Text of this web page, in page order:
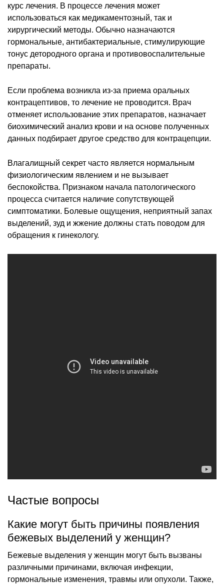
курс лечения. В процессе лечения может
использоваться как медикаментозный, так и
хирургический методы. Обычно назначаются
гормональные, антибактериальные, стимулирующие
тонус детородного органа и противовоспалительные
препараты.
Если проблема возникла из-за приема оральных
контрацептивов, то лечение не проводится. Врач
отменяет использование этих препаратов, назначает
биохимический анализ крови и на основе полученных
данных подбирает другое средство для контрацепции.
Влагалищный секрет часто является нормальным
физиологическим явлением и не вызывает
беспокойства. Признаком начала патологического
процесса считается наличие сопутствующей
симптоматики. Болевые ощущения, неприятный запах
выделений, зуд и жжение должны стать поводом для
обращения к гинекологу.
Частые вопросы
Какие могут быть причины появления
бежевых выделений у женщин?
Бежевые выделения у женщин могут быть вызваны
различными причинами, включая инфекции,
гормональные изменения, травмы или опухоли. Также,